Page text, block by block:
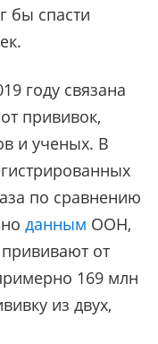
бы спасти
году связана
прививок,
и ученых. В
по сравнению
данным ООН,
от
169 млн
из двух,